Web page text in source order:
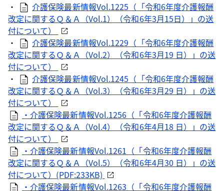
・
介護保険最新情報Vol.1225（「令和6年度介護報酬
改定に関するＱ＆Ａ（Vol.1）（令和6年3月15日）」の送
付について）
・
介護保険最新情報Vol.1229（「令和6年度介護報酬
改定に関するＱ＆Ａ（Vol.2）（令和6年3月19 日）」の送
付について）
・
介護保険最新情報Vol.1245（「令和6年度介護報酬
改定に関するＱ＆Ａ（Vol.3）（令和6年3月29 日）」の送
付について）
・介護保険最新情報Vol.1256（「令和6年度介護報酬
改定に関するＱ＆Ａ（Vol.4）（令和6年4月18 日）」の送
付について）
・介護保険最新情報Vol.1261（「令和6年度介護報酬
改定に関するＱ＆Ａ（Vol.5）（令和6年4月30 日）」の送
付について）(PDF:233KB)
・介護保険最新情報Vol.1263（「令和6年度介護報酬